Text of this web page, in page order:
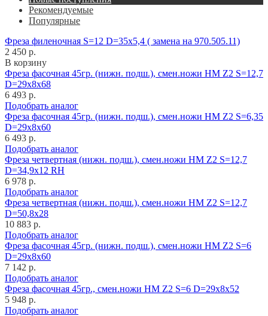
Рекомендуемые
Популярные
Фреза филеночная S=12 D=35x5,4 ( замена на 970.505.11)
2 450 р.
В корзину
Фреза фасочная 45гр. (нижн. подш.), смен.ножи HM Z2 S=12,7
D=29x8x68
6 493 р.
Подобрать аналог
Фреза фасочная 45гр. (нижн. подш.), смен.ножи HM Z2 S=6,35
D=29x8x60
6 493 р.
Подобрать аналог
Фреза четвертная (нижн. подш.), смен.ножи HM Z2 S=12,7
D=34,9x12 RH
6 978 р.
Подобрать аналог
Фреза четвертная (нижн. подш.), смен.ножи HM Z2 S=12,7
D=50,8x28
10 883 р.
Подобрать аналог
Фреза фасочная 45гр. (нижн. подш.), смен.ножи HM Z2 S=6
D=29x8x60
7 142 р.
Подобрать аналог
Фреза фасочная 45гр., смен.ножи HM Z2 S=6 D=29x8x52
5 948 р.
Подобрать аналог